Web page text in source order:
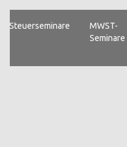
Steuerseminare
MWST-
Seminare